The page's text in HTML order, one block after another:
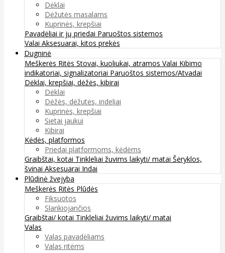
Dėklai
Dėžutės masalams
Kuprinės, krepšiai
Pavadėliai ir jų priedai Paruoštos sistemos
Valai Aksesuarai, kitos prekės
Dugninė
Meškerės Ritės Stovai, kuoliukai, atramos Valai Kibimo
indikatoriai, signalizatoriai Paruoštos sistemos/Atvadai
Dėklai, krepšiai, dėžės, kibirai
Dėklai
Dėžės, dėžutės, indeliai
Kuprinės, krepšiai
Sietai jaukui
Kibirai
Kėdės, platformos
Priedai platformoms, kėdėms
Graibštai, kotai Tinkleliai žuvims laikyti/ matai Šėryklos,
švinai Aksesuarai Indai
Plūdinė žvejyba
Meškerės Ritės Plūdės
Fiksuotos
Slankiojančios
Graibštai/ kotai Tinkleliai žuvims laikyti/ matai
Valas
Valas pavadėliams
Valas ritėms